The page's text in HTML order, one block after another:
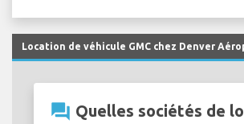
Location de véhicule GMC chez Denver
question_answer Quelles sociétés de